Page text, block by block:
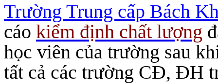
Trường Trung cấp Bách
cáo kiểm định chất lượng
học viên của trường sau
tất cả các trường CĐ, ĐH